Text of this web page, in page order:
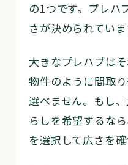
の1つです。プレハ
さが決められていま
大きなプレハブは
物件のように間取
選べません。もし
らしを希望するな
を選択して広さを確